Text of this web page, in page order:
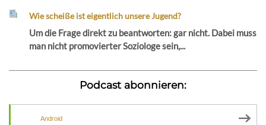
Wie scheiße ist eigentlich unsere Jugend?
Um die Frage direkt zu beantworten: gar nicht. Dabei muss
man nicht promovierter Soziologe sein,...
Podcast abonnieren:
Android